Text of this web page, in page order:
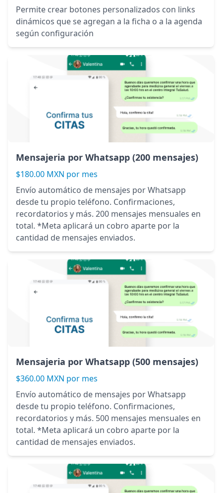
Permite crear botones personalizados con links
dinámicos que se agregan a la ficha o a la agenda
según configuración
Mensajeria por Whatsapp (200 mensajes)
$180.00 MXN por mes
Envío automático de mensajes por Whatsapp
desde tu propio teléfono. Confirmaciones,
recordatorios y más. 200 mensajes mensuales en
total. *Meta aplicará un cobro aparte por la
cantidad de mensajes enviados.
Mensajeria por Whatsapp (500 mensajes)
$360.00 MXN por mes
Envío automático de mensajes por Whatsapp
desde tu propio teléfono. Confirmaciones,
recordatorios y más. 500 mensajes mensuales en
total. *Meta aplicará un cobro aparte por la
cantidad de mensajes enviados.